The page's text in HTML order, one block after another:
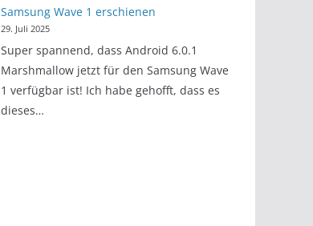
Samsung Wave 1 erschienen
29. Juli 2025
Super spannend, dass Android 6.0.1
Marshmallow jetzt für den Samsung Wave
1 verfügbar ist! Ich habe gehofft, dass es
dieses…